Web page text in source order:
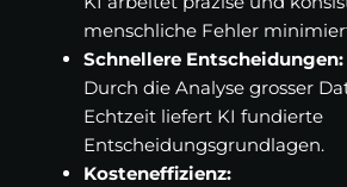
menschliche Fehler
Schnellere Entscheidungen:
Durch die Analyse grosser
Echtzeit liefert KI fundierte
Entscheidungsgrundlagen.
Kosteneffizienz: